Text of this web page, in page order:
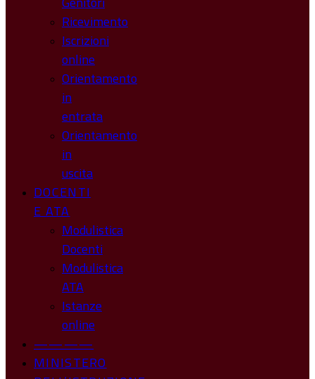
Ricevimento
Iscrizioni
online
Orientamento
in
entrata
Orientamento
in
uscita
DOCENTI
E ATA
Modulistica
Docenti
Modulistica
ATA
Istanze
online
————
MINISTERO